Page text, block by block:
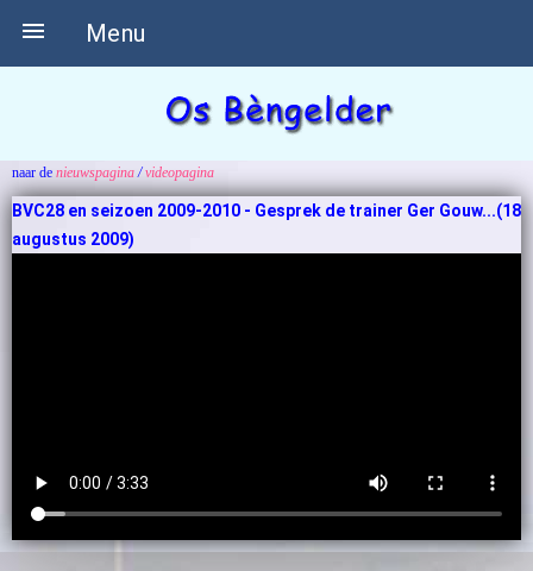
Menu

naar de nieuwspagina/videopagina
BVC28 en seizoen 2009-2010 - Gesprek de trainer Ger Gouw...(18
augustus 2009)